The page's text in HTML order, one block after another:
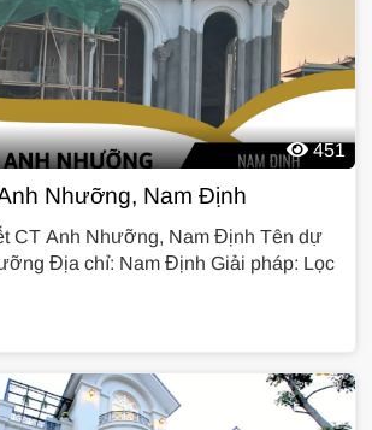
451
Nhưỡng, Nam Định
CT Anh Nhưỡng, Nam Định Tên dự
Địa chỉ: Nam Định Giải pháp: Lọc